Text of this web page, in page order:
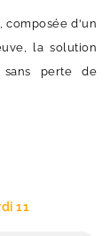
composée d'un
la solution
sans perte de
11